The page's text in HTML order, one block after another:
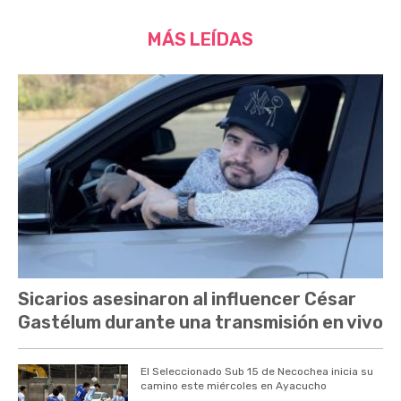
MÁS LEÍDAS
Sicarios asesinaron al influencer César
Gastélum durante una transmisión en vivo
El Seleccionado Sub 15 de Necochea inicia su
camino este miércoles en Ayacucho